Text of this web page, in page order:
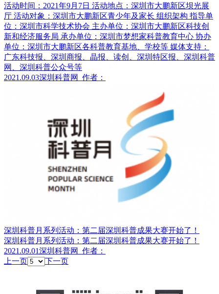
活动时间：2021年9月7日 活动地点：深圳市大鹏新区坝光展
厅 活动对象：深圳市大鹏新区青少年及家长 组织架构 指导单
位：深圳市科学技术协会 主办单位：深圳市大鹏新区科技创
新和经济服务局 承办单位：深圳市梦想家科普教育中心 协办
单位：深圳市大鹏新区各科普教育基地、学校等 媒体支持：
广东科技报、深圳商报、晶报、读创、深圳特区报、深圳科普
网、深圳科普公众号等
2021.09.03深圳科普网 作者：
深圳科普月系列活动：第二届深圳科普成果大赛开始了！
深圳科普月系列活动：第二届深圳科普成果大赛开始了！
2021.09.01深圳科普网
作者：
上一页
下一页